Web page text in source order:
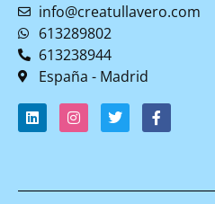
info@creatullavero.com
613289802
613238944
España - Madrid